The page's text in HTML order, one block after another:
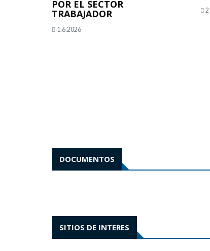
POR EL SECTOR
TRABAJADOR
1.6.2026
DOCUMENTOS
SITIOS DE INTERES